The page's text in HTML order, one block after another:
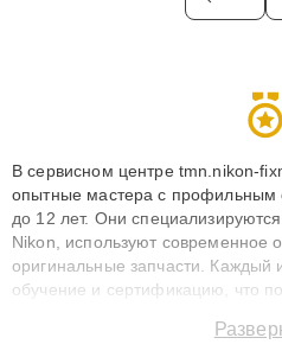
В сервисном центре tmn.nikon-
опытные мастера с профильным
до 12 лет. Они
Nikon, используют современное
оригинальные запчасти. Каждый
обучение и сертификацию, что
сохранением гарантии до 3